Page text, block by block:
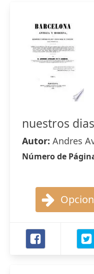
nuestros dias
Autor: Andres
Número de